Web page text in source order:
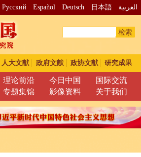
Pусский Español Deutsch 日本語 العربية
检索
人大文献 政府文献 政协文献 研究成果
理论前沿 今日中国
国际交流
专题集锦 影像资料 关于我们